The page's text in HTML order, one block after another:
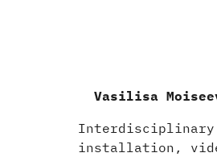
Vasilisa
Interdisciplinary
installation,